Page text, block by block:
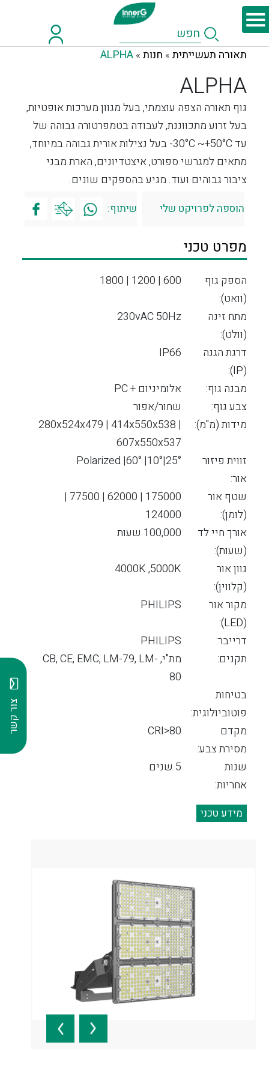
צור קשר
תאורה תעשייתית » חנות »
ALPHA
ALPHA
גוף תאורה הצפה עוצמתי, בעל מגוון מערכות אופטיות,
בעל זרוע מתכווננת, לעבודה בטמפרטורה גבוהה של
עד 30°C ~+50°C- בעל נצילות אורית גבוהה במיוחד,
מתאים למגרשי ספורט, איצטדיונים, הארת מבני
ציבור גבוהים ועוד. מגיע בהספקים שונים.
הוספה לפרויקט שלי שיתוף:
מפרט טכני
הספק גוף
(וואט):
600 | 1200 | 1800
מתח זינה
(וולט):
230vAC 50Hz
דרגת הגנה
(IP):
IP66
מבנה גוף:
אלומיניום + PC
צבע גוף:
שחור/אפור
מידות (מ"מ):
280x524x479 | 414x550x538 |
607x550x537
זווית פיזור
אור:
Polarized |60° |10°|25°
שטף אור
(לומן):
175000 | 62000 | 77500 |
124000
אורך חיי לד
(שעות):
100,000 שעות
גוון אור
(קלווין):
4000K ,5000K
מקור אור
(LED):
PHILIPS
דרייבר:
PHILIPS
תקנים:
מת"י, CB, CE, EMC, LM-79, LM-
80
בטיחות
פוטוביולוגית:
מקדם
מסירת צבע:
CRI>80
שנות
אחריות:
5 שנים
מידע טכני